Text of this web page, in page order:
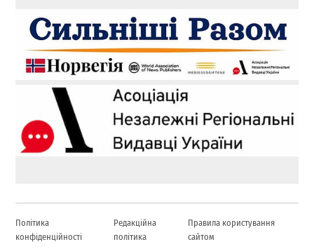
Політика
конфіденційності
Редакційна
політика
Правила користування
сайтом